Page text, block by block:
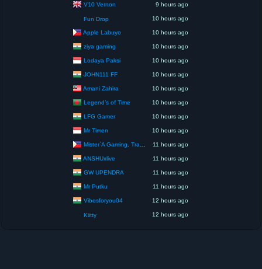
V10 Vernon 9 hours ago
Fun Drop 10 hours ago
Apple Labuyo 10 hours ago
ziya gaming 10 hours ago
Lodaya Paksi 10 hours ago
JOHN111 FF 10 hours ago
Amani Zahira 10 hours ago
Legend’s of Time 10 hours ago
LFG Gamer 10 hours ago
Mr Timen 10 hours ago
Mister`A Gaming, Trading, Travels and Lifestyle 11 hours ago
ANSHUxlive 11 hours ago
GW UPENDRA 11 hours ago
Mr Putku 11 hours ago
Vibesforyou04 12 hours ago
Kiitty 12 hours ago